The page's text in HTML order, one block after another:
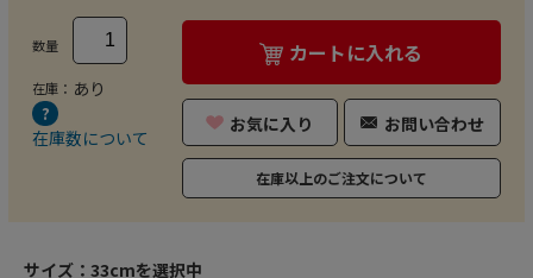
数量
在庫： あり
在庫数について
カートに入れる
お気に入り お問い合わせ
在庫以上のご注文について
サイズ： 33cmを選択中